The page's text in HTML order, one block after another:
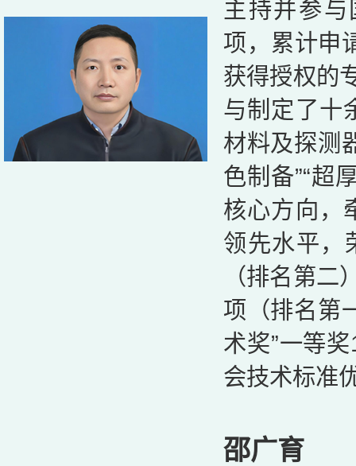
主持并参
项，累计申
获得授权的
与制定了十
材料及探测
色制备”“超
核心方向，
领先水平，
（排名第
项（排名第
术奖”一等
会技术标准
邵广育